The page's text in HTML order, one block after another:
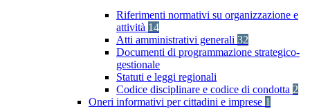
Riferimenti normativi su organizzazione e
attività 14
Atti amministrativi generali 32
Documenti di programmazione strategico-
gestionale
Statuti e leggi regionali
Codice disciplinare e codice di condotta 2
Oneri informativi per cittadini e imprese 1